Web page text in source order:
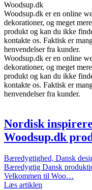
Woodsup.dk
Woodsup.dk er en online
dekorationer, og meget
produkt og kan du ikke
kontakte os. Faktisk er
henvendelser fra kunder.
Woodsup.dk er en online
dekorationer, og meget
produkt og kan du ikke
kontakte os. Faktisk er
henvendelser fra kunder.
Nordisk
Woodsup.dk
Bæredygtighed, Dansk
Bæredygtig Dansk
Velkommen til Woo…
Læs artiklen